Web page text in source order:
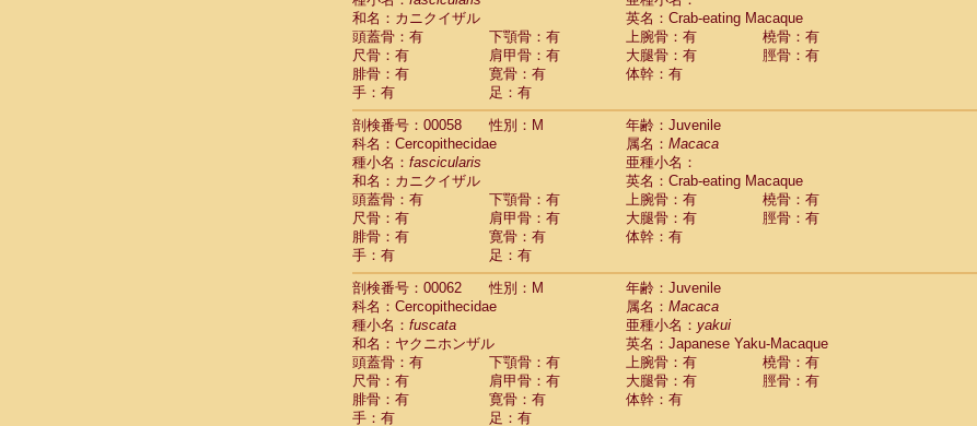
Cercopithecidae Chlorocebus aethiops
CercopithecidaeChlorocebus pygerythrus cynosuros (0)
CercopithecidaeErythrocebus patas (14)
CercopithecidaeMiopithecus talapoin
CercopithecidaeCercopithecinae spp.
CercopithecidaeColobus angolensis
CercopithecidaeColobus guereza (0)
Cercopithecidae Colobus polykomos(0)
Cercopithecidae Piliocolobus badius(0)
Cercopithecidae Kasi senex vetulus(0)
CercopithecidaeKasi senex
CercopithecidaeNasalis larvatus(0)
CercopithecidaePresbytes melalophos
CercopithecidaePygathrix nemaeus
CercopithecidaeSemnopithecus entellus(8)
Cercopithecidae Trachypithecus cristatus(0)
Cercopithecidae Trachypithecus francoisi(0)
Cercopithecidae Trachypithecus obscurus(1)
CercopithecidaeTrachypithecus pileatus
CercopithecidaeColobinae spp.(0)
CercopithecidaePresbytesinaespp.(0)
CercopithecidaeCercopithecidae
和名：カニクイザル
英名：Crab-eating Macaque
頭蓋骨：有
下顎骨：有 上腕骨：有
橈骨：有
尺骨：有
肩甲骨：有 大腿骨：有
脛骨：有
腓骨：有
寛骨：有
体幹：有
手：有
足：有
剖検番号：00058
性別：M
年齢：Juvenile
科名：Cercopithecidae
属名： Macaca
種小名： fascicularis
亜種小名：
和名：カニクイザル
英名：Crab-eating Macaque
頭蓋骨：有
下顎骨：有 上腕骨：有
橈骨：有
尺骨：有
肩甲骨：有 大腿骨：有
脛骨：有
腓骨：有
寛骨：有
体幹：有
手：有
足：有
剖検番号：00062
性別：M
年齢：Juvenile
科名：Cercopithecidae
属名： Macaca
種小名： fuscata 亜種小名： yakui
和名：ヤクニホンザル
英名：Japanese Yaku-Macaque
頭蓋骨：有
下顎骨：有 上腕骨：有
橈骨：有
尺骨：有
肩甲骨：有 大腿骨：有
脛骨：有
腓骨：有
寛骨：有
体幹：有
手：有
足：有